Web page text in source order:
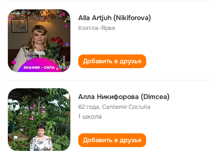
Alla Artjuh (Nikiforova)
Кохтла-Ярве
Добавить в друзья
Алла Никифорова (Dimcea)
62 года,Cantemir Cociulia
1 школа
Добавить в друзья